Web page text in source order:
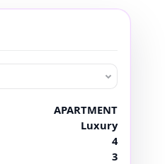
APARTMENT
Luxury
4
3